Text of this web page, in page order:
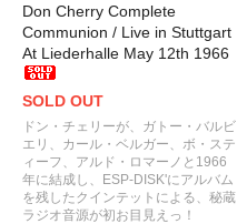
Don Cherry Complete
Communion / Live in Stuttgart
At Liederhalle May 12th 1966
SOLD OUT
ドン・チェリーが、ガトー・バルビ
エリ、カール・ベルガー、ボ・ステ
ィーフ、アルド・ロマーノと1966
年に結成し、ESP-DISK'にアルバム
を残したクインテットによる、秘蔵
ラジオ音源が初お目見えっ！